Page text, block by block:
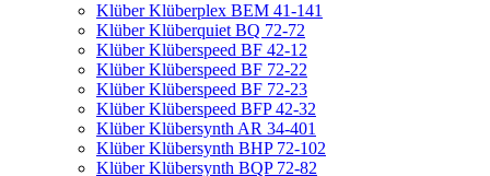
Klüber Klüberplex BEM 41-141
Klüber Klüberquiet BQ 72-72
Klüber Klüberspeed BF 42-12
Klüber Klüberspeed BF 72-22
Klüber Klüberspeed BF 72-23
Klüber Klüberspeed BFP 42-32
Klüber Klübersynth AR 34-401
Klüber Klübersynth BHP 72-102
Klüber Klübersynth BQP 72-82